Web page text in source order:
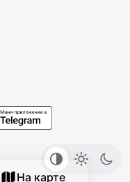
На карте